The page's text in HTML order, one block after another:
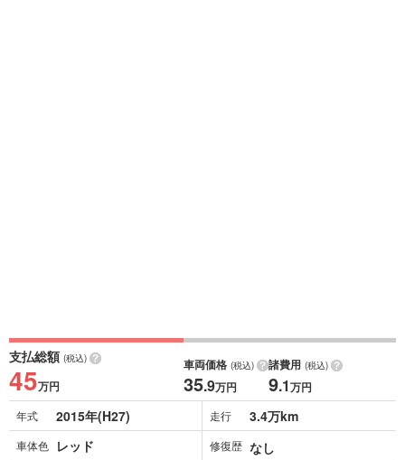
支払総額 (税込)
45万円
車両価格 (税込)
35.9万円
諸費用 (税込)
9.1万円
年式 2015年(H27) 走行 3.4万km
車体色 レッド 修復歴 なし